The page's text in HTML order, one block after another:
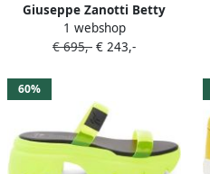
Giuseppe Zanotti Betty
sandalen met plateauzool
Geel
1 webshop
€ 695,- € 243,-
60%